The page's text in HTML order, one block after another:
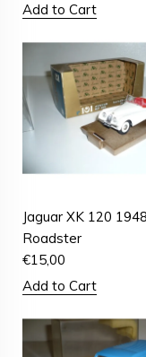
Add to Cart
Jaguar XK 120 1948
Roadster
€15,00
Add to Cart